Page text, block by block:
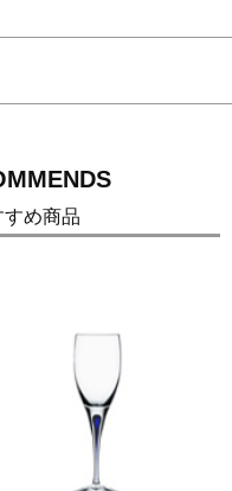
すめ商品